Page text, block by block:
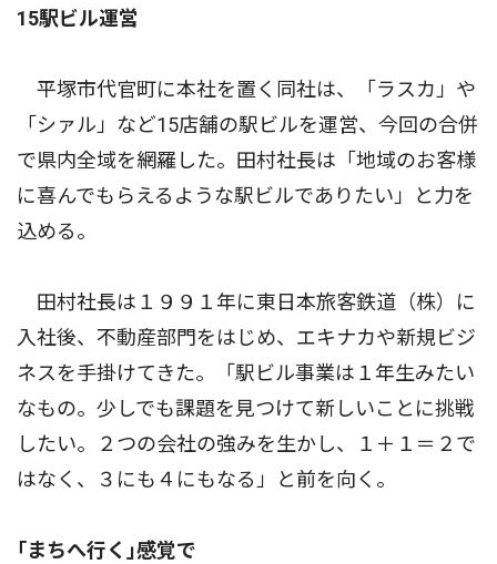
15駅ビル運営
平塚市代官町に本社を置く同社は、「ラスカ」や
「シァル」など15店舗の駅ビルを運営、今回の合併
で県内全域を網羅した。田村社長は「地域のお客様
に喜んでもらえるような駅ビルでありたい」と力を
込める。
田村社長は１９９１年に東日本旅客鉄道（株）に
入社後、不動産部門をはじめ、エキナカや新規ビジ
ネスを手掛けてきた。「駅ビル事業は１年生みたい
なもの。少しでも課題を見つけて新しいことに挑戦
したい。２つの会社の強みを生かし、１＋１＝２で
はなく、３にも４にもなる」と前を向く。
｢まちへ行く｣感覚で